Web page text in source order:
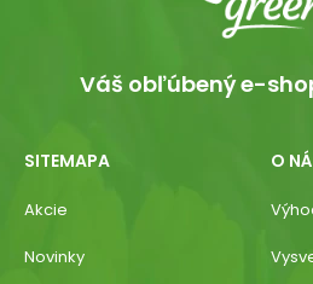
Váš obľúbený e-
SITEMAPA
Akcie
Novinky
O